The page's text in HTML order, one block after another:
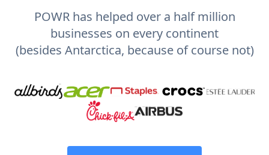
POWR has helped over a half million
businesses on every continent
(besides Antarctica, because of course not)